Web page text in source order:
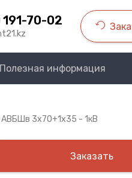
191-70-02
Полезная информация
АВБШв 3х70+1х35 - 1кВ
Заказать